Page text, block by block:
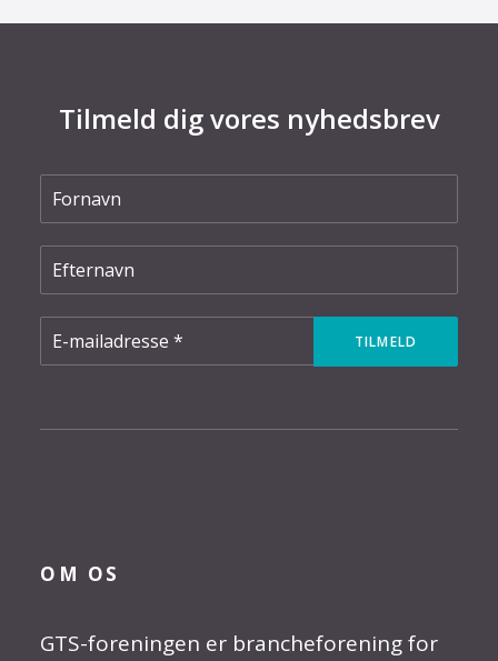
Tilmeld dig vores nyhedsbrev
OM OS
GTS-foreningen er brancheforening for